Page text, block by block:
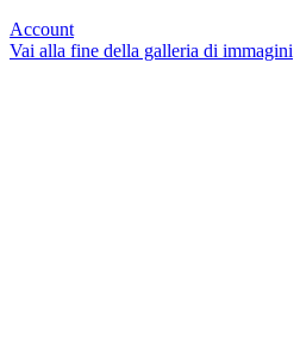
Account
Vai alla fine della galleria di immagini